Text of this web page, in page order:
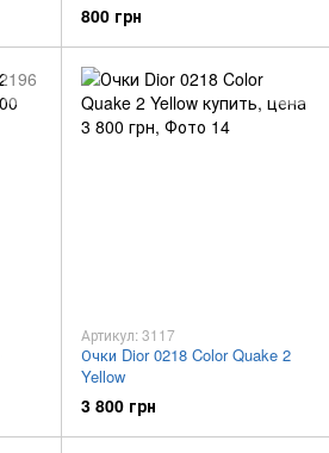
800 грн
Артикул: 3117
Очки Dior 0218 Color Quake 2
Yellow
3 800 грн